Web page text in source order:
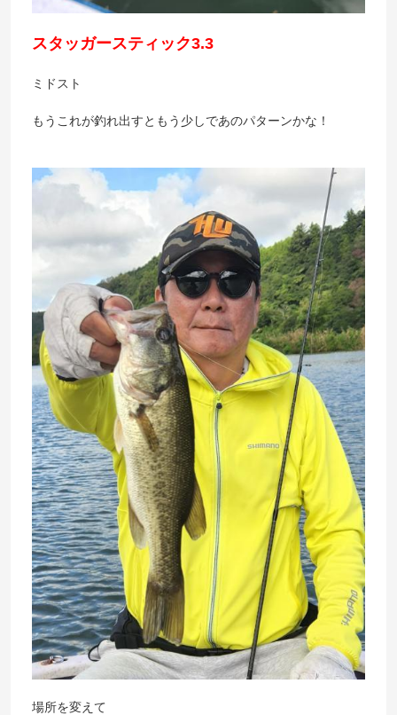
スタッガースティック3.3
ミドスト
もうこれが釣れ出すともう少しであのパターンかな！
場所を変えて